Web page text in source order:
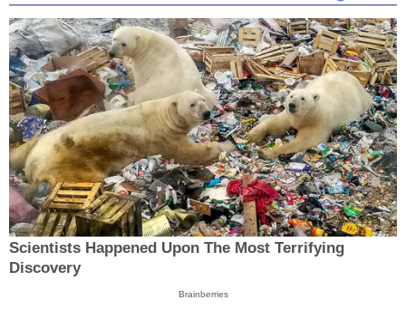
Scientists Happened Upon The Most Terrifying
Discovery
Brainberries